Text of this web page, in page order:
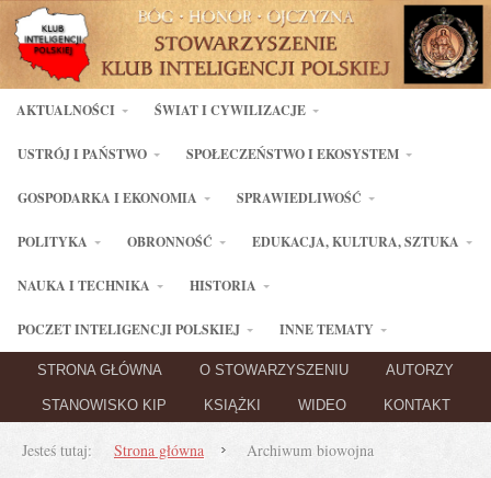
AKTUALNOŚCI ŚWIAT I CYWILIZACJE
USTRÓJ I PAŃSTWO SPOŁECZEŃSTWO I EKOSYSTEM
GOSPODARKA I EKONOMIA SPRAWIEDLIWOŚĆ
POLITYKA OBRONNOŚĆ EDUKACJA, KULTURA, SZTUKA
NAUKA I TECHNIKA HISTORIA
POCZET INTELIGENCJI POLSKIEJ INNE TEMATY
STRONA GŁÓWNA O STOWARZYSZENIU AUTORZY
STANOWISKO KIP KSIĄŻKI WIDEO KONTAKT
Jesteś tutaj: Strona główna Archiwum biowojna